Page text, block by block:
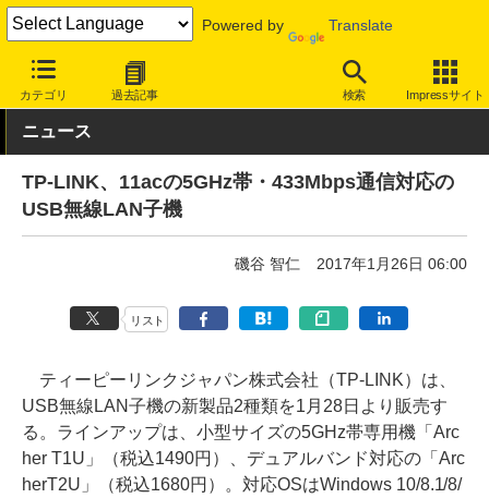
Powered by Translate
カテゴリ 過去記事 検索 Impressサイト
INTERNET Watch ハードウェア 無線LAN
ニュース
TP-LINK、11acの5GHz帯・433Mbps通信対応の
USB無線LAN子機
磯谷 智仁 2017年1月26日 06:00
リスト
ティーピーリンクジャパン株式会社（TP-LINK）は、
USB無線LAN子機の新製品2種類を1月28日より販売す
る。ラインアップは、小型サイズの5GHz帯専用機「Arc
her T1U」（税込1490円）、デュアルバンド対応の「Arc
herT2U」（税込1680円）。対応OSはWindows 10/8.1/8/